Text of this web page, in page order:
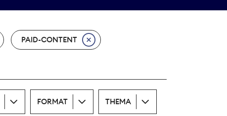
PAID-CONTENT
FORMAT THEMA